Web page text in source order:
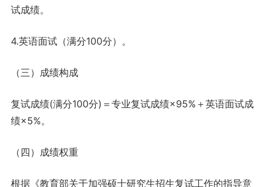
试成绩。
4.英语面试（满分100分）。
（三）成绩构成
复试成绩(满分100分)＝专业复试成绩×95%＋英语面试成
绩×5%。
（四）成绩权重
根据《教育部关于加强硕士研究生招生复试工作的指导意